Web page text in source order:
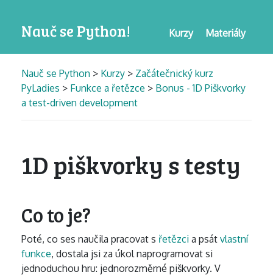
Nauč se Python! Materiály
Kurzy
Nauč se Python > Kurzy > Začátečnický kurz
PyLadies > Funkce a řetězce > Bonus - 1D Piškvorky
a test-driven development
1D piškvorky s testy
Co to je?
Poté, co ses naučila pracovat s řetězci a psát vlastní
funkce, dostala jsi za úkol naprogramovat si
jednoduchou hru: jednorozměrné piškvorky. V